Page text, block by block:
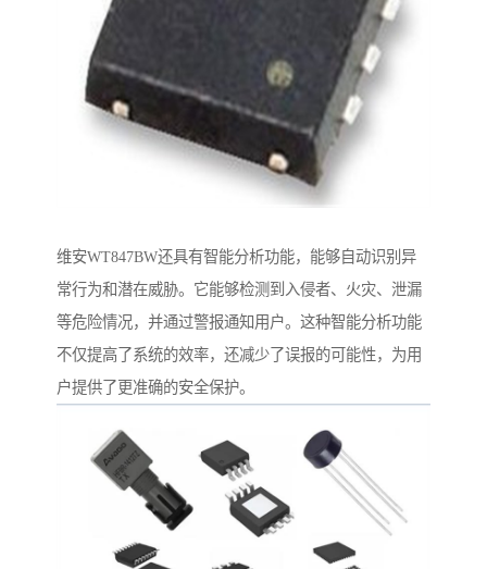
维安WT847BW还具有智能分析功能，能够自动识别异
常行为和潜在威胁。它能够检测到入侵者、火灾、泄漏
等危险情况，并通过警报通知用户。这种智能分析功能
不仅提高了系统的效率，还减少了误报的可能性，为用
户提供了更准确的安全保护。